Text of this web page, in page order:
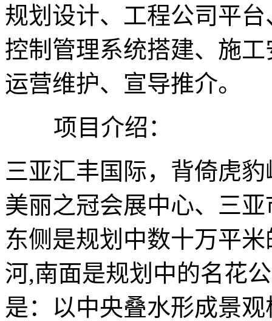
规划设计、工程公司平
控制管理系统搭建、施
运营维护、宣导推介。
项目介绍：
三亚汇丰国际，背倚虎
美丽之冠会展中心、三
东侧是规划中数十万平
河,南面是规划中的名花
是：以中央叠水形成景